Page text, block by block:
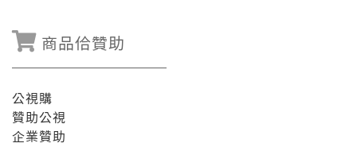
商品佮贊助
公視購
贊助公視
企業贊助